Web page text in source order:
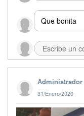
Que bonita
Administrador
31/Enero/2020